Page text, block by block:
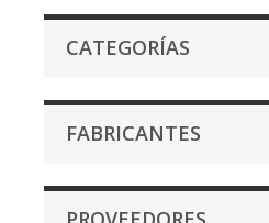
CATEGORÍAS
FABRICANTES